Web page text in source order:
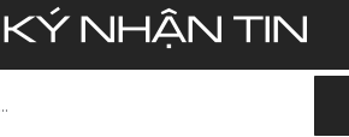
NHẬN TIN